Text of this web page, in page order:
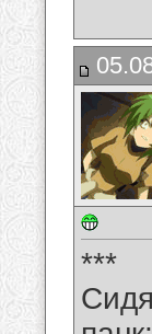
***